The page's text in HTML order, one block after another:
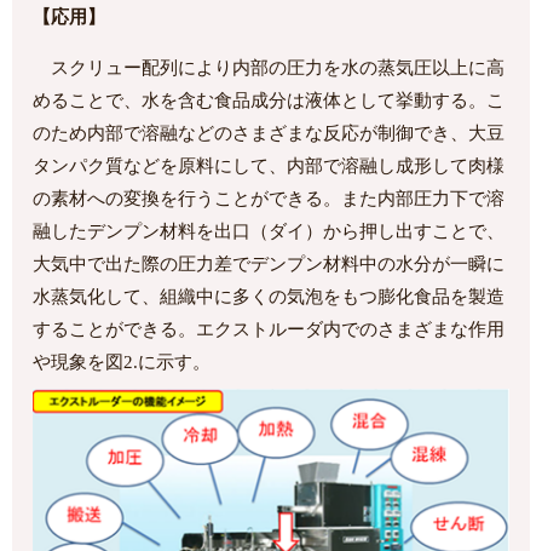
【応用】
スクリュー配列により内部の圧力を水の蒸気圧以上に高
めることで、水を含む食品成分は液体として挙動する。こ
のため内部で溶融などのさまざまな反応が制御でき、大豆
タンパク質などを原料にして、内部で溶融し成形して肉様
の素材への変換を行うことができる。また内部圧力下で溶
融したデンプン材料を出口（ダイ）から押し出すことで、
大気中で出た際の圧力差でデンプン材料中の水分が一瞬に
水蒸気化して、組織中に多くの気泡をもつ膨化食品を製造
することができる。エクストルーダ内でのさまざまな作用
や現象を図2.に示す。